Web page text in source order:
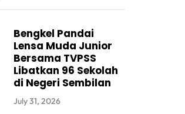
Bengkel Pandai
Lensa Muda Junior
Bersama TVPSS
Libatkan 96 Sekolah
di Negeri Sembilan
July 31, 2026